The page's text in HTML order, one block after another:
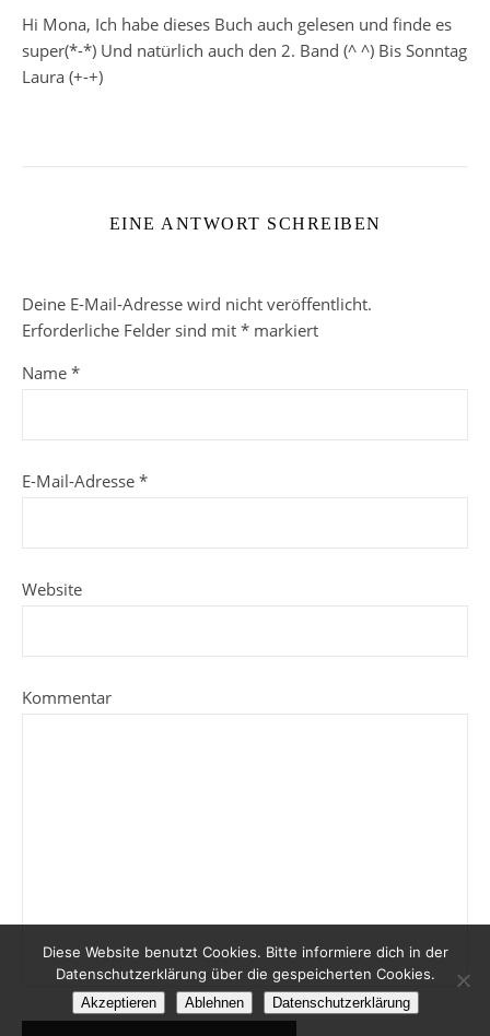
Hi Mona, Ich habe dieses Buch auch gelesen und finde es
super(*-*) Und natürlich auch den 2. Band (^ ^) Bis Sonntag
Laura (+-+)
EINE ANTWORT SCHREIBEN
Deine E-Mail-Adresse wird nicht veröffentlicht.
Erforderliche Felder sind mit * markiert
Name *
E-Mail-Adresse *
Website
Kommentar
Diese Website benutzt Cookies. Bitte informiere dich in der
Datenschutzerklärung über die gespeicherten Cookies.
Akzeptieren Ablehnen Datenschutzerklärung